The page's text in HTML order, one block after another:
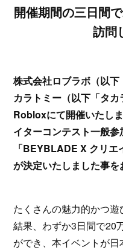
開催期間の三日間
訪問
株式会社ロブラボ（以
カラトミー（以下「タカ
Robloxにて開催いたし
イターコンテスト一般
「BEYBLADE X クリ
が決定いたしました事を
たくさんの魅力的かつ
結果、わずか3日間で20
ができ、本イベントが